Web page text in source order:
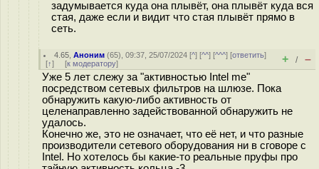
задумывается куда она плывёт, она плывёт куда вся
стая, даже если и видит что стая плывёт прямо в
сеть.
4.65 ,Аноним (65), 09:37, 25/07/2024 [^] [^^] [^^^] [ответить]
[↑] [к модератору] + / –
Уже 5 лет слежу за "активностью Intel me"
посредством сетевых фильтров на шлюзе. Пока
обнаружить какую-либо активность от
целенаправленно задействованной обнаружить не
удалось.
Конечно же, это не означает, что её нет, и что разные
производители сетевого оборудования ни в сговоре с
Intel. Но хотелось бы какие-то реальные пруфы про